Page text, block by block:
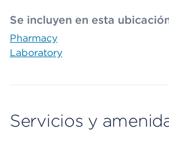
Se incluyen en esta
Pharmacy
Laboratory
Servicios y